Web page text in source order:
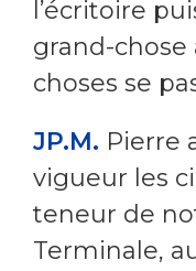
l’écritoire
grand-chose
choses se
JP.M. Pierre
vigueur les
teneur de
Terminale,